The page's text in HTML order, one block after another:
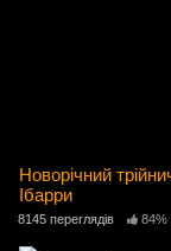
Новорічний
Ібарри
8145 переглядів 84%